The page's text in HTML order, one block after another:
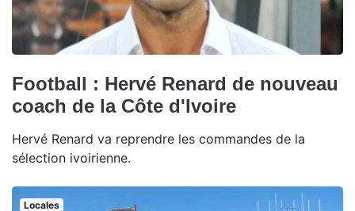
Football : Hervé Renard de nouveau
coach de la Côte d'Ivoire
Hervé Renard va reprendre les commandes de la
sélection ivoirienne.
Locales